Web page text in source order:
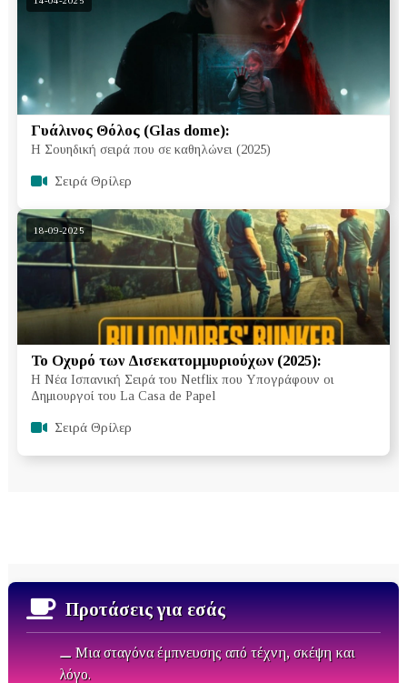
Γυάλινος Θόλος (Glas dome):
Η Σουηδική σειρά που σε καθηλώνει (2025)
Σειρά Θρίλερ
Το Οχυρό των Δισεκατομμυριούχων (2025):
Η Νέα Ισπανική Σειρά του Netflix που Υπογράφουν οι
Δημιουργοί του La Casa de Papel
Σειρά Θρίλερ
18-09-2025
Προτάσεις για εσάς
⚊ Μια σταγόνα έμπνευσης από τέχνη, σκέψη και
λόγο.